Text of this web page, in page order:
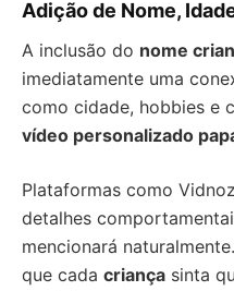
Adição de Nome,
A inclusão do nome
imediatamente uma
como cidade, hobbies e
vídeo personalizado
Plataformas como
detalhes
mencionará
que cada criança sinta